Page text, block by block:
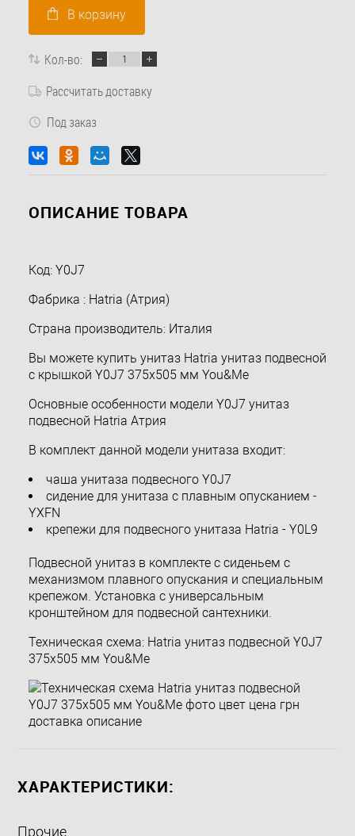
В корзину
Кол-во:
Рассчитать доставку
Под заказ
ОПИСАНИЕ ТОВАРА
Код: Y0J7
Фабрика : Hatria (Атрия)
Страна производитель: Италия
Вы можете купить унитаз Hatria унитаз подвесной
с крышкой Y0J7 375х505 мм You&Me
Основные особенности модели Y0J7 унитаз
подвесной Hatria Атрия
В комплект данной модели унитаза входит:
чаша унитаза подвесного Y0J7
сидение для унитаза с плавным опусканием -
YXFN
крепежи для подвесного унитаза Hatria - Y0L9
Подвесной унитаз в комплекте с сиденьем с
механизмом плавного опускания и специальным
крепежом. Установка с универсальным
кронштейном для подвесной сантехники.
Техническая схема: Hatria унитаз подвесной Y0J7
375х505 мм You&Me
ХАРАКТЕРИСТИКИ:
Прочие